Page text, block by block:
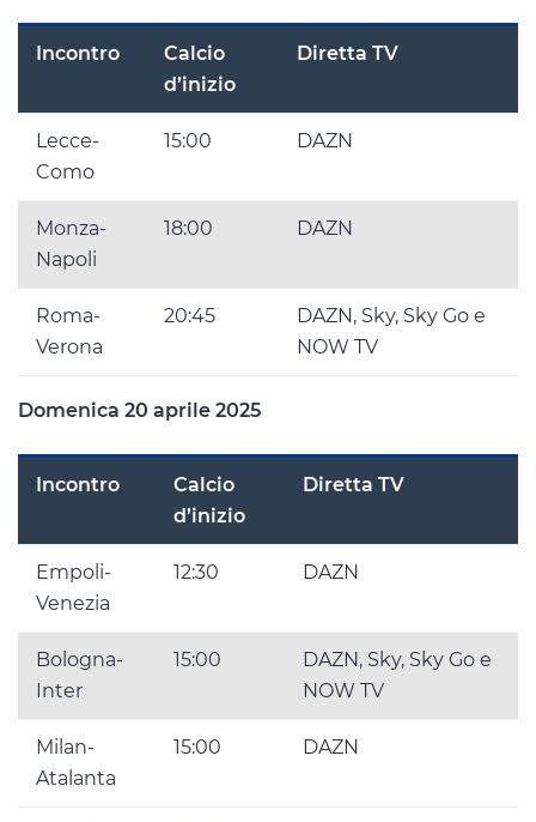
Incontro
Calcio
d’inizio
Diretta TV
Lecce-
Como
15:00 DAZN
Monza-
Napoli
18:00 DAZN
Roma-
Verona
20:45
DAZN, Sky, Sky Go e
NOW TV
Domenica 20 aprile 2025
Incontro
Calcio
d’inizio
Diretta TV
Empoli-
Venezia
12:30 DAZN
Bologna-
Inter
15:00
DAZN, Sky, Sky Go e
NOW TV
Milan-
Atalanta
15:00 DAZN